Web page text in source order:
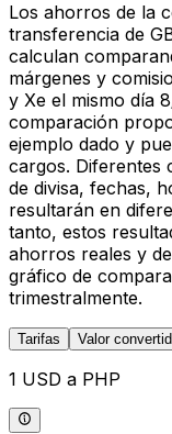
Los ahorros de la
transferencia de
calculan
márgenes y
y Xe el mismo día
comparación
ejemplo dado y
cargos. Diferentes
de divisa, fechas,
resultarán en
tanto, estos
ahorros reales y
gráfico de
trimestralmente.
Tarifas Valor
1 USD a PHP